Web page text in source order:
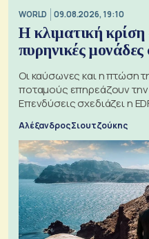
WORLD 09.08.2026, 19:10
Η κλιματική κρίση
πυρηνικές
Οι καύσωνες και η πτώση
ποταμούς επηρεάζουν την
Επενδύσεις σχεδιάζει η
Αλέξανδρος Σιουτζούκης